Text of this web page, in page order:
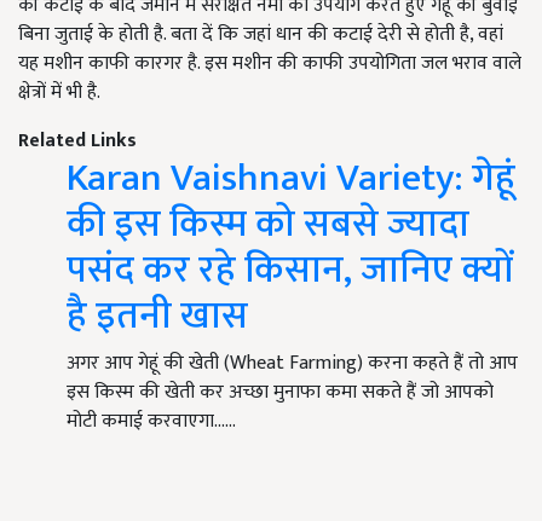
बिना जुताई के होती है. बता दें कि जहां धान की कटाई देरी से होती है, वहां
यह मशीन काफी कारगर है. इस मशीन की काफी उपयोगिता जल भराव वाले
क्षेत्रों में भी है.
Related Links
Karan Vaishnavi Variety: गेहूं
की इस किस्म को सबसे ज्यादा
पसंद कर रहे किसान, जानिए क्यों
है इतनी खास
अगर आप गेहूं की खेती (Wheat Farming) करना कहते हैं तो आप
इस किस्म की खेती कर अच्छा मुनाफा कमा सकते हैं जो आपको
मोटी कमाई करवाएगा...…